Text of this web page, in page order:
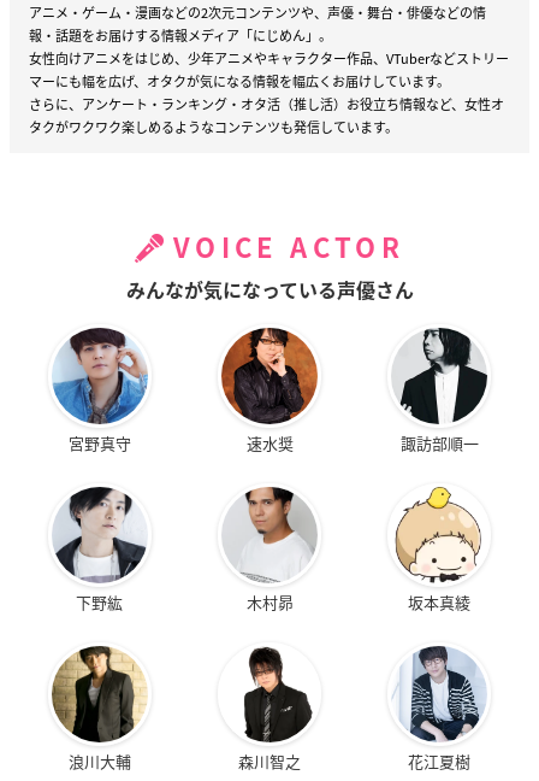
アニメ・ゲーム・漫画などの2次元コンテンツや、声優・舞台・俳優などの情
報・話題をお届けする情報メディア「にじめん」。
女性向けアニメをはじめ、少年アニメやキャラクター作品、VTuberなどストリー
マーにも幅を広げ、オタクが気になる情報を幅広くお届けしています。
さらに、アンケート・ランキング・オタ活（推し活）お役立ち情報など、女性オ
タクがワクワク楽しめるようなコンテンツも発信しています。
VOICE ACTOR
みんなが気になっている声優さん
宮野真守 速水奨 諏訪部順一
下野紘 木村昴 坂本真綾
浪川大輔 森川智之 花江夏樹